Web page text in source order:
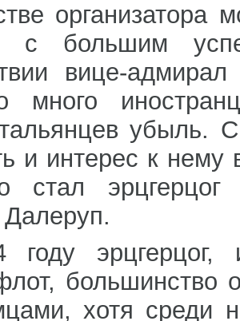
организатора
большим
вице-
много
убыль.
и интерес к
стал
эрцгерцог,
большинство
хотя среди